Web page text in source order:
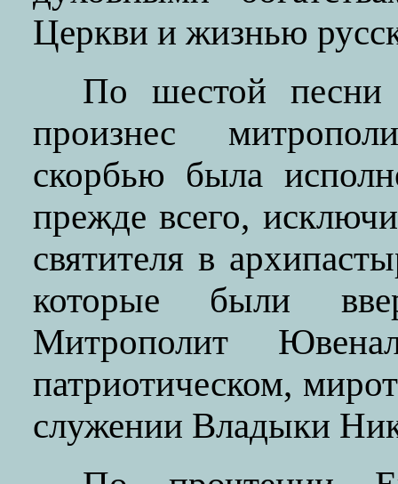
Церкви и жизнью
По шестой песни
произнес
скорбью была
прежде всего,
святителя в
которые были
Митрополит
патриотическом,
служении Владыки